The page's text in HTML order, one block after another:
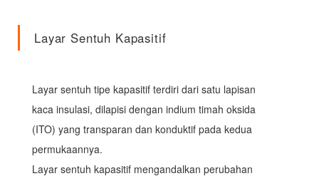
Layar Sentuh Kapasitif
Layar sentuh tipe kapasitif terdiri dari satu lapisan
kaca insulasi, dilapisi dengan indium timah oksida
(ITO) yang transparan dan konduktif pada kedua
permukaannya.
Layar sentuh kapasitif mengandalkan perubahan